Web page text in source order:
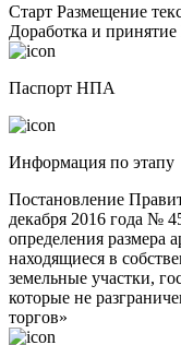
Старт Размещение
Доработка и
Паспорт НПА
Информация по этапу
Постановление
декабря 2016 года №
определения размера
находящиеся в
земельные участки,
которые не
торгов»